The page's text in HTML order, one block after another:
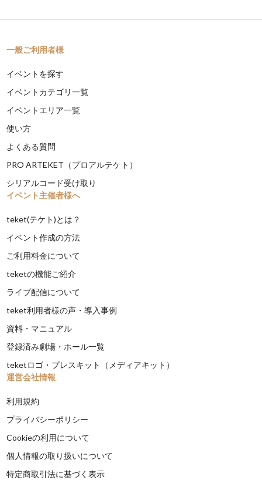
一般ご利用者様
イベントを探す
イベントカテゴリ一覧
イベントエリア一覧
使い方
よくある質問
PRO ARTEKET（プロアルテケト）
シリアルコード受け取り
イベント主催者様へ
teket(テケト)とは？
イベント作成の方法
ご利用料金について
teketの機能ご紹介
ライブ配信について
teket利用者様の声・導入事例
資料・マニュアル
登録済み劇場・ホール一覧
teketロゴ・プレスキット（メディアキット）
運営会社情報
利用規約
プライバシーポリシー
Cookieの利用について
個人情報の取り扱いについて
特定商取引法に基づく表示